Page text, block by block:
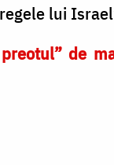
lui
de